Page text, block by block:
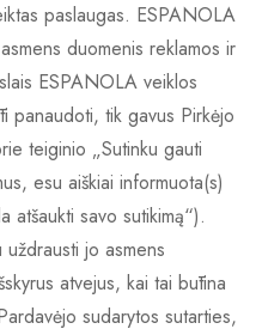
paslaugas. ESPANOLA
duomenis reklamos ir
ESPANOLA veiklos
panaudoti, tik gavus Pirkėjo
teiginio „Sutinku gauti
esu aiškiai informuota(s)
atšaukti savo sutikimą“).
jo asmens
atvejus, kai tai būtina
sudarytos sutarties,